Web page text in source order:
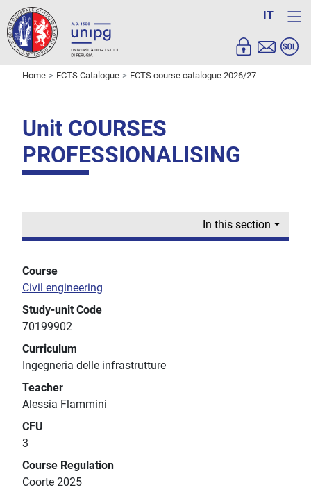
IT
Home ECTS Catalogue ECTS course catalogue 2026/27
Unit COURSES
PROFESSIONALISING
In this section
Course
Civil engineering
Study-unit Code
70199902
Curriculum
Ingegneria delle infrastrutture
Teacher
Alessia Flammini
CFU
3
Course Regulation
Coorte 2025